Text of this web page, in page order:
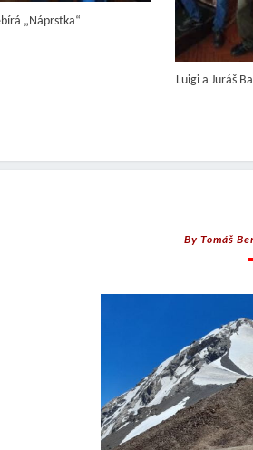
„Náprstka“
Luigi a Juráš
By Tomáš